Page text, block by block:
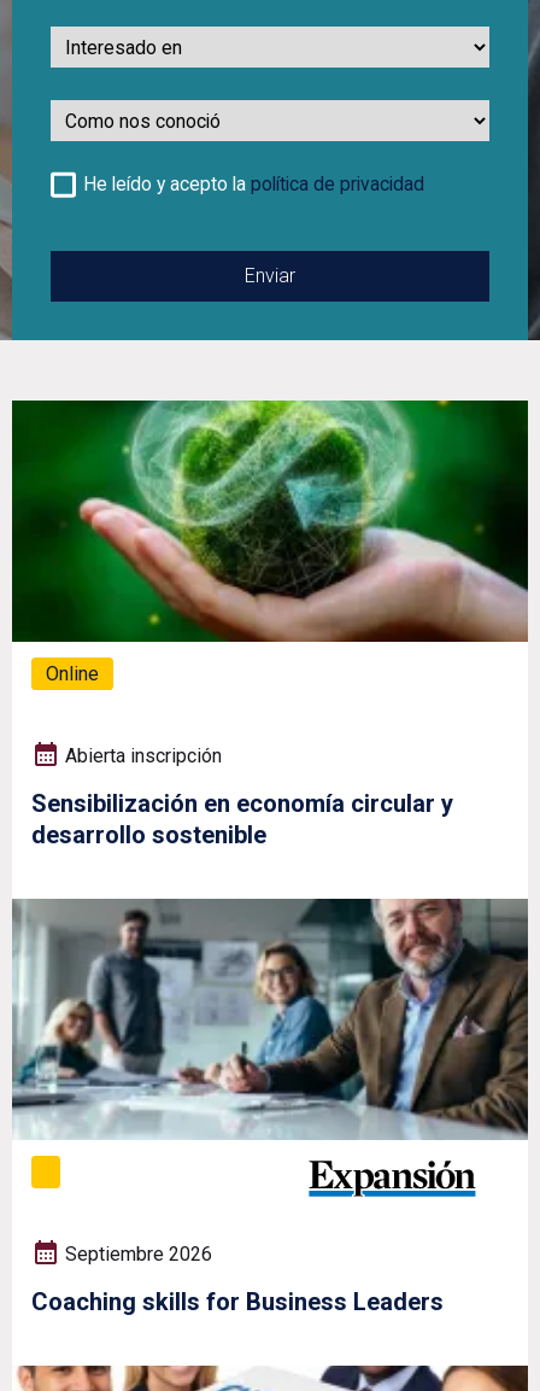
Interesado
en
Como
nos
He leído y acepto la política de privacidad
Online
Abierta inscripción
Sensibilización en economía circular y
desarrollo sostenible
Septiembre 2026
Coaching skills for Business Leaders